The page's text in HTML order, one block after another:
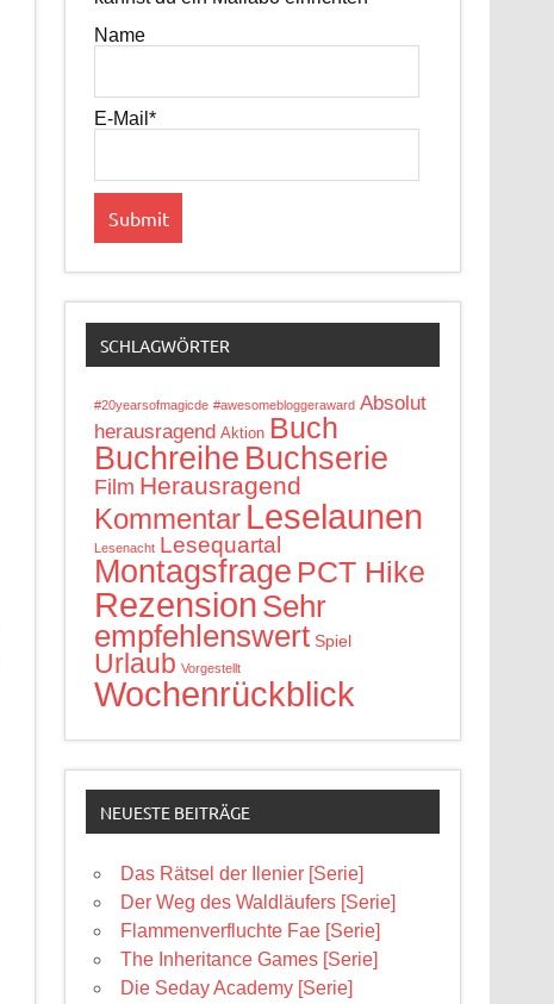
Name
E-Mail*
SCHLAGWÖRTER
#20yearsofmagicde #awesomebloggeraward Absolut
herausragend Aktion Buch
Buchreihe Buchserie
Film Herausragend
Kommentar Leselaunen
Lesenacht Lesequartal
Montagsfrage PCT Hike
Rezension Sehr
empfehlenswert Spiel
Urlaub Vorgestellt
Wochenrückblick
NEUESTE BEITRÄGE
Das Rätsel der Ilenier [Serie]
Der Weg des Waldläufers [Serie]
Flammenverfluchte Fae [Serie]
The Inheritance Games [Serie]
Die Seday Academy [Serie]